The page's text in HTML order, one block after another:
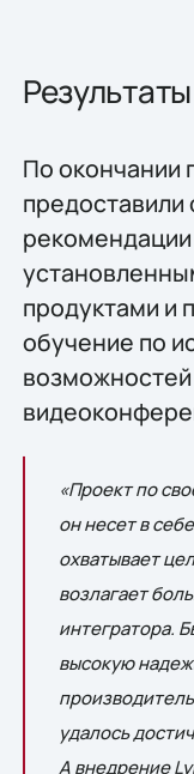
Результаты
По окончании
предоставили
продуктами и
обучение по
«Проект по
он несет в
охватывает
возлагает
интегратора.
высокую
удалось
А внедрение